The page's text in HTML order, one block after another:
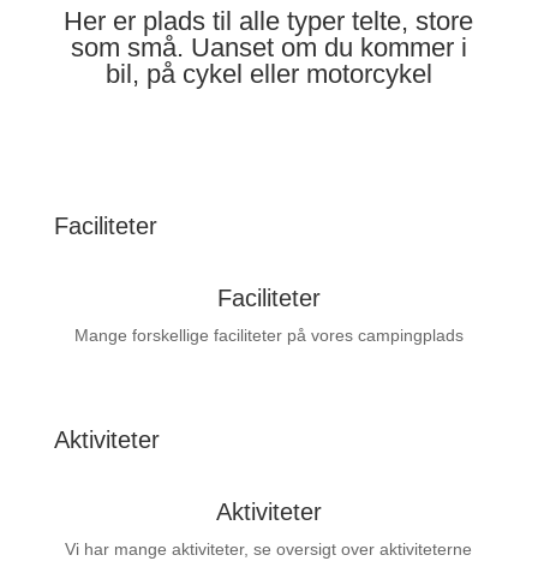
Her er plads til alle typer telte, store
som små. Uanset om du kommer i
bil, på cykel eller motorcykel
Faciliteter
Faciliteter
Mange forskellige faciliteter på vores campingplads
Aktiviteter
Aktiviteter
Vi har mange aktiviteter, se oversigt over aktiviteterne